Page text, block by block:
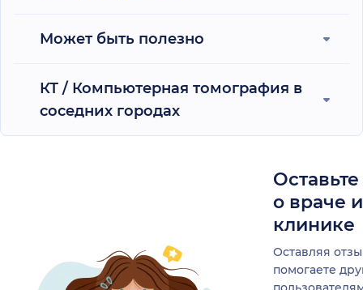
Может быть полезно
КТ / Компьютерная томография в
соседних городах
о враче
клинике
Оставляя
помогаете